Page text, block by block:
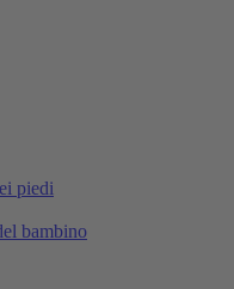
piedi
bambino